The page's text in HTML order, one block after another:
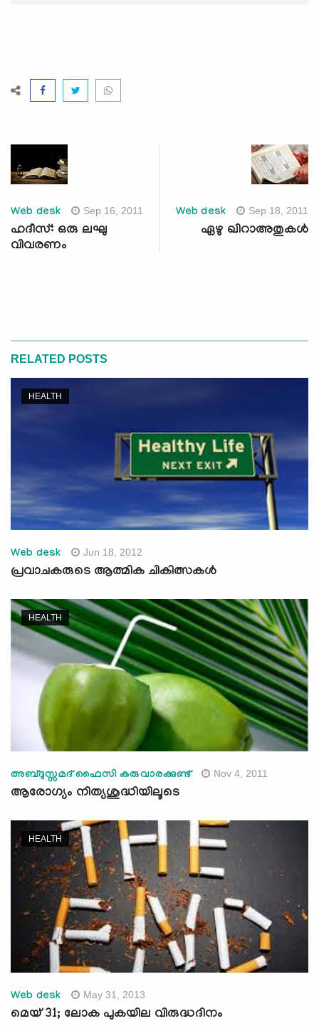
Web desk Sep 16, 2011
ഹദീസ്: ഒരു ലഘു
വിവരണം
Web desk Sep 18, 2011
ഏഴു ഖിറാഅതുകള്‍
RELATED POSTS
HEALTH
Web desk Jun 18, 2012
പ്രവാചകരുടെ ആത്മിക ചികിത്സകള്‍
HEALTH
അബ്ദുസ്സമദ് ഫൈസി കരുവാരക്കുണ്ട്‌ Nov 4, 2011
ആരോഗ്യം നിത്യശുദ്ധിയിലൂടെ
HEALTH
Web desk May 31, 2013
മെയ് 31; ലോക പുകയില വിരുദ്ധദിനം